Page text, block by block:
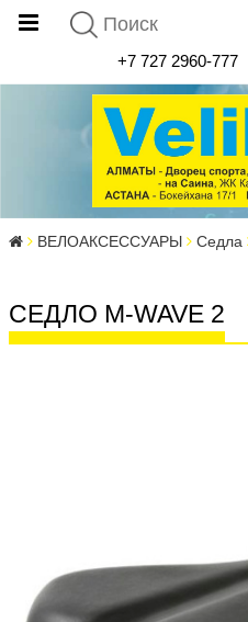
+7 727 2960-777
ВЕЛОАКСЕССУАРЫ Седла
СЕДЛО M-WAVE 2